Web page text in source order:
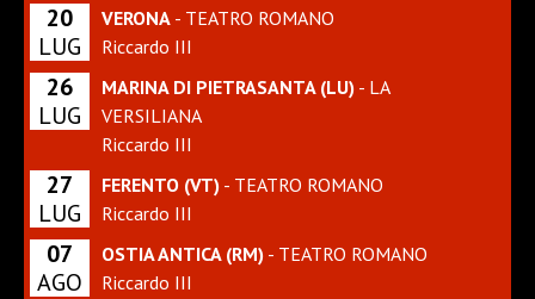
20
LUG
VERONA - TEATRO ROMANO
Riccardo III
26
LUG
MARINA DI PIETRASANTA (LU) - LA
VERSILIANA
Riccardo III
27
LUG
FERENTO (VT) - TEATRO ROMANO
Riccardo III
07
AGO
OSTIA ANTICA (RM) - TEATRO ROMANO
Riccardo III